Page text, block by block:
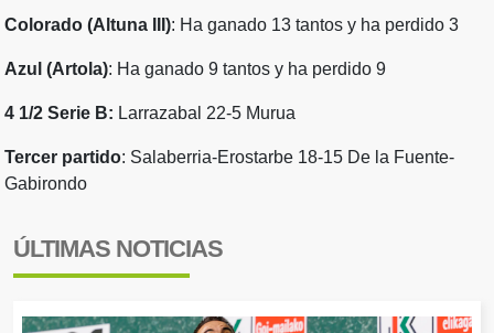
Colorado (Altuna III): Ha ganado 13 tantos y ha perdido 3
Azul (Artola): Ha ganado 9 tantos y ha perdido 9
4 1/2 Serie B: Larrazabal 22-5 Murua
Tercer partido: Salaberria-Erostarbe 18-15 De la Fuente-
Gabirondo
ÚLTIMAS NOTICIAS